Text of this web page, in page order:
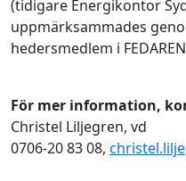
(tidigare Energikontor
uppmärksammades
hedersmedlem i
För mer information,
Christel Liljegren, vd
0706-20 83 08,